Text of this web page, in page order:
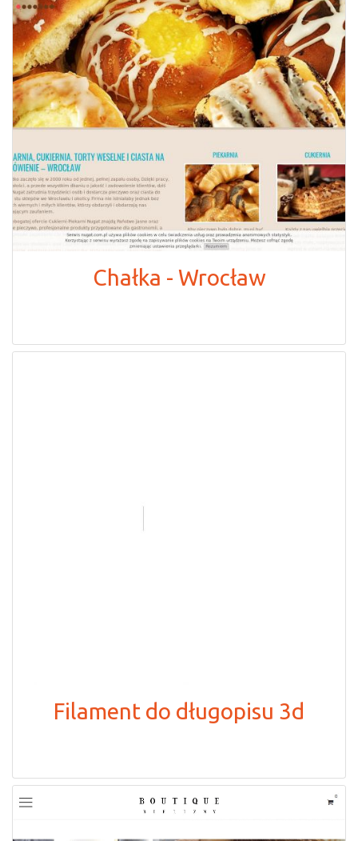
Chałka - Wrocław
Filament do długopisu 3d